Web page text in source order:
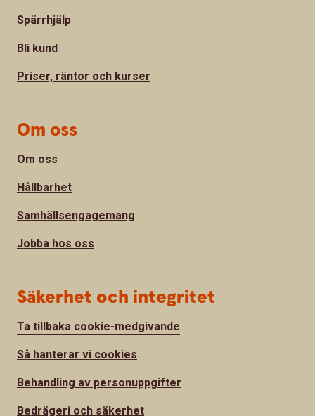
Spärrhjälp
Bli kund
Priser, räntor och kurser
Om oss
Om oss
Hållbarhet
Samhällsengagemang
Jobba hos oss
Säkerhet och integritet
Ta tillbaka cookie-medgivande
Så hanterar vi cookies
Behandling av personuppgifter
Bedrägeri och säkerhet